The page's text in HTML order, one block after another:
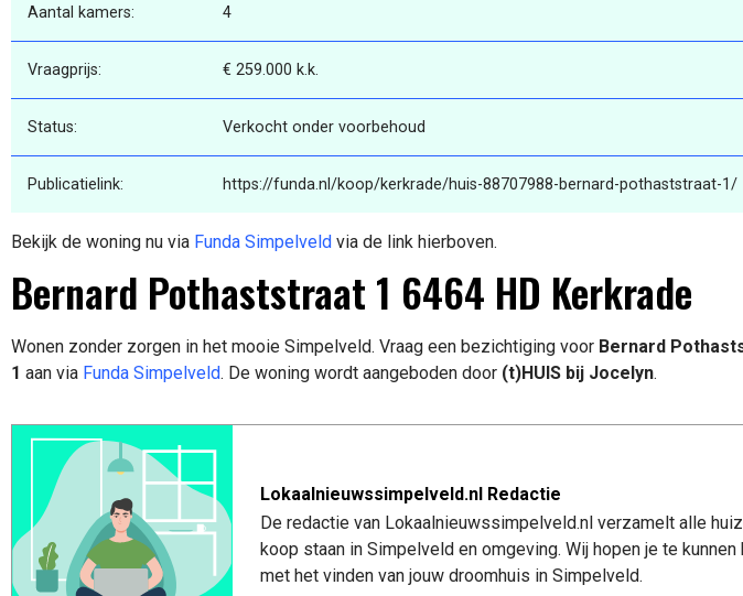
Aantal kamers: 4
Vraagprijs: € 259.000 k.k.
Status: Verkocht onder voorbehoud
Publicatielink: https://funda.nl/koop/kerkrade/huis-88707988-bernard-pothaststraat-1/
Bekijk de woning nu via Funda Simpelveld via de link hierboven.
Bernard Pothaststraat 1 6464 HD Kerkrade
Wonen zonder zorgen in het mooie Simpelveld. Vraag een bezichtiging voor Bernard
1 aan via Funda Simpelveld. De woning wordt aangeboden door (t)HUIS bij Jocelyn.
Lokaalnieuwssimpelveld.nl Redactie
De redactie van Lokaalnieuwssimpelveld.nl verzamelt alle
koop staan in Simpelveld en omgeving. Wij hopen je te kunnen
met het vinden van jouw droomhuis in Simpelveld.